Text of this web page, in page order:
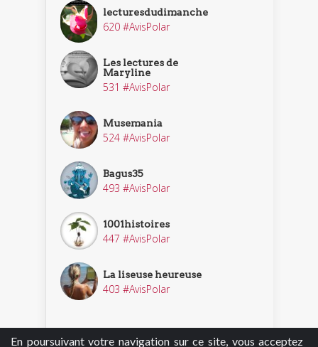
En poursuivant votre navigation sur ce site, vous acceptez
lecturesdudimanche
620 #AvisPolar
Les lectures de
Maryline
531 #AvisPolar
Musemania
524 #AvisPolar
Bagus35
493 #AvisPolar
1001histoires
447 #AvisPolar
La liseuse heureuse
403 #AvisPolar